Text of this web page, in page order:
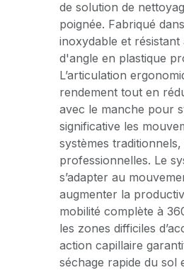
de solution de
poignée. Fabriqué
inoxydable et
d'angle en plastique
L’articulation
rendement tout en
avec le manche pour
significative les
systèmes
professionnelles. Le
s’adapter au
augmenter la
mobilité complète à
les zones difficiles
action capillaire
séchage rapide du sol